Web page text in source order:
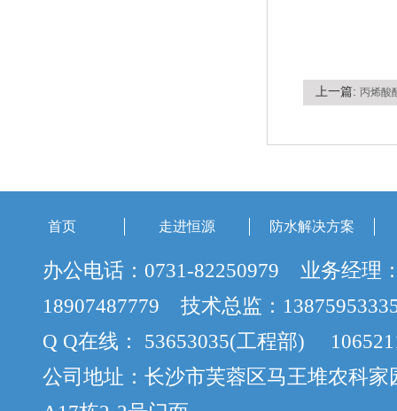
上一篇: 丙烯酸
首页 走进恒源 防水解决方案
办公电话：0731-82250979 业务经理
18907487779 技术总监：
Q Q在线： 53653035(工程部)
公司地址：长沙市芙蓉区马王堆农科家